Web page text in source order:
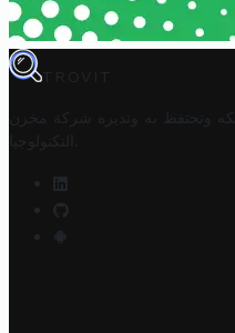
TROVIT
وتحتفظ به وتديره
شركة مخزن
التكنولوجيا